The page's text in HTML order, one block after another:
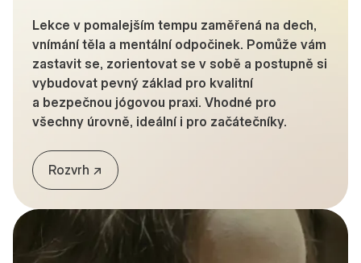
Lekce v pomalejším tempu zaměřená na dech,
vnímání těla a mentální odpočinek. Pomůže vám
zastavit se, zorientovat se v sobě a postupně si
vybudovat pevný základ pro kvalitní
a bezpečnou jógovou praxi. Vhodné pro
všechny úrovně, ideální i pro začátečníky.
Rozvrh ↗︎︎